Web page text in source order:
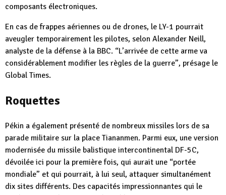
composants électroniques.
En cas de frappes aériennes ou de drones, le LY-1 pourrait
aveugler temporairement les pilotes, selon Alexander Neill,
analyste de la défense à la BBC. “L’arrivée de cette arme va
considérablement modifier les règles de la guerre”, présage le
Global Times.
Roquettes
Pékin a également présenté de nombreux missiles lors de sa
parade militaire sur la place Tiananmen. Parmi eux, une version
modernisée du missile balistique intercontinental DF-5C,
dévoilée ici pour la première fois, qui aurait une “portée
mondiale” et qui pourrait, à lui seul, attaquer simultanément
dix sites différents. Des capacités impressionnantes qui le